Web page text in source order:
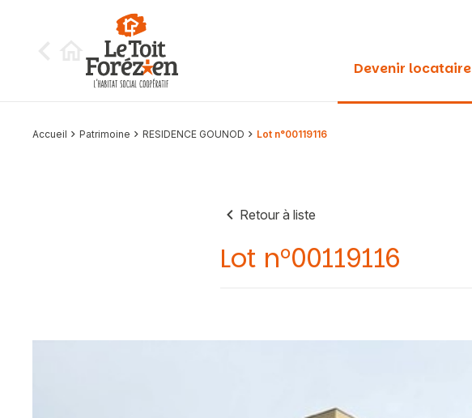
Devenir locataire
Accueil Patrimoine RESIDENCE GOUNOD Lot n°00119116
Retour à liste
Lot n°00119116